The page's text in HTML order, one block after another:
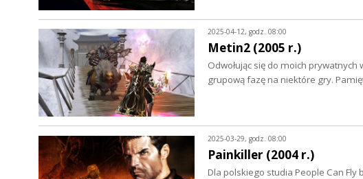
2025-04-12, godz. 08:00
Metin2 (2005 r.)
Odwołując się do moich
grupową fazę na niektóre gry.
2025-03-29, godz. 08:00
Painkiller (2004 r.)
Dla polskiego studia People Can Fly